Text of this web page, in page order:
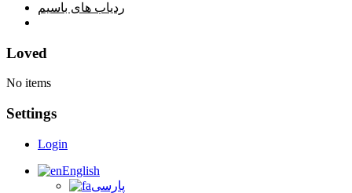
ردیاب های باسیم
Loved
No items
Settings
Login
English
پارسی